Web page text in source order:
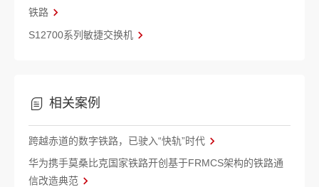
铁路
S12700系列敏捷交换机
相关案例
跨越赤道的数字铁路，已驶入“快轨”时代
华为携手莫桑比克国家铁路开创基于FRMCS架构的铁路通
信改造典范